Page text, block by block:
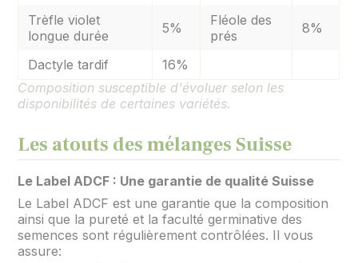
Trèfle violet
longue durée
5%
Fléole des
prés
8%
Dactyle tardif
16%
Composition susceptible d'évoluer selon les
disponibilités de certaines variétés.
Les atouts des mélanges Suisse
Le Label ADCF : Une garantie de qualité Suisse
Le Label ADCF est une garantie que la composition
ainsi que la pureté et la faculté germinative des
semences sont régulièrement contrôlées. Il vous
assure: